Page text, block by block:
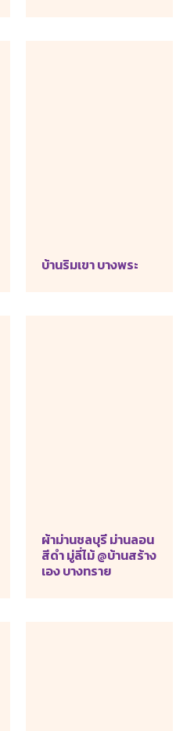
บ้านริมเขา บางพระ
ผ้าม่านชลบุรี ม่านลอน
สีดำ มู่ลี่ไม้ @บ้านสร้าง
เอง บางทราย